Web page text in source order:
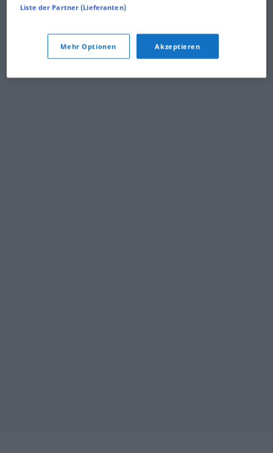
Liste der Partner (Lieferanten)
Mehr Optionen Akzeptieren